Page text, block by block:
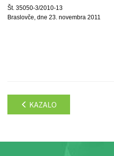
Št. 35050-3/2010-13
Braslovče, dne 23. novembra 2011
KAZALO